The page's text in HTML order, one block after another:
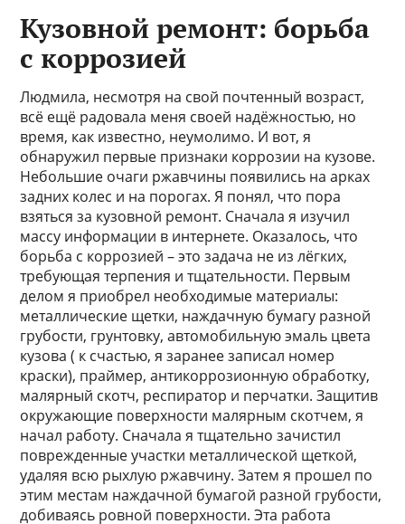
Кузовной ремонт: борьба
с коррозией
Людмила, несмотря на свой почтенный возраст,
всё ещё радовала меня своей надёжностью, но
время, как известно, неумолимо. И вот, я
обнаружил первые признаки коррозии на кузове.
Небольшие очаги ржавчины появились на арках
задних колес и на порогах. Я понял, что пора
взяться за кузовной ремонт. Сначала я изучил
массу информации в интернете. Оказалось, что
борьба с коррозией – это задача не из лёгких,
требующая терпения и тщательности. Первым
делом я приобрел необходимые материалы:
металлические щетки, наждачную бумагу разной
грубости, грунтовку, автомобильную эмаль цвета
кузова ( к счастью, я заранее записал номер
краски), праймер, антикоррозионную обработку,
малярный скотч, респиратор и перчатки. Защитив
окружающие поверхности малярным скотчем, я
начал работу. Сначала я тщательно зачистил
поврежденные участки металлической щеткой,
удаляя всю рыхлую ржавчину. Затем я прошел по
этим местам наждачной бумагой разной грубости,
добиваясь ровной поверхности. Эта работа